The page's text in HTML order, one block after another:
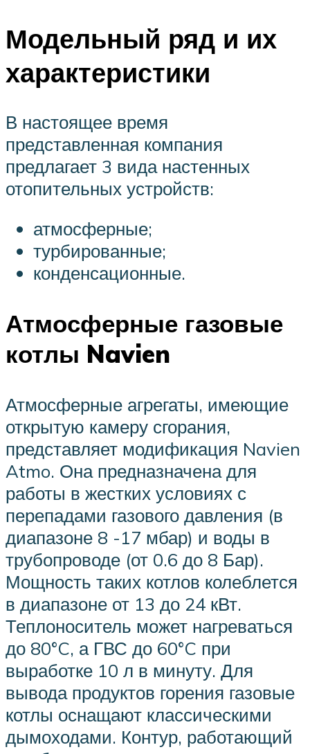
Модельный ряд и их
характеристики
В настоящее время
представленная компания
предлагает 3 вида настенных
отопительных устройств:
атмосферные;
турбированные;
конденсационные.
Атмосферные газовые
котлы Navien
Атмосферные агрегаты, имеющие
открытую камеру сгорания,
представляет модификация Navien
Atmo. Она предназначена для
работы в жестких условиях с
перепадами газового давления (в
диапазоне 8 -17 мбар) и воды в
трубопроводе (от 0.6 до 8 Бар).
Мощность таких котлов колеблется
в диапазоне от 13 до 24 кВт.
Теплоноситель может нагреваться
до 80°C, а ГВС до 60°C при
выработке 10 л в минуту. Для
вывода продуктов горения газовые
котлы оснащают классическими
дымоходами. Контур, работающий